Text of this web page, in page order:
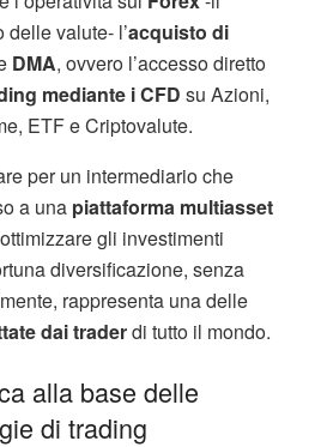
valute- l’acquisto di
DMA, ovvero l’accesso diretto
mediante i CFD su Azioni,
ETF e Criptovalute.
per un intermediario che
a una piattaforma multiasset
gli investimenti
diversificazione, senza
rappresenta una delle
dai traderdi tutto il mondo.
alla base delle
di trading